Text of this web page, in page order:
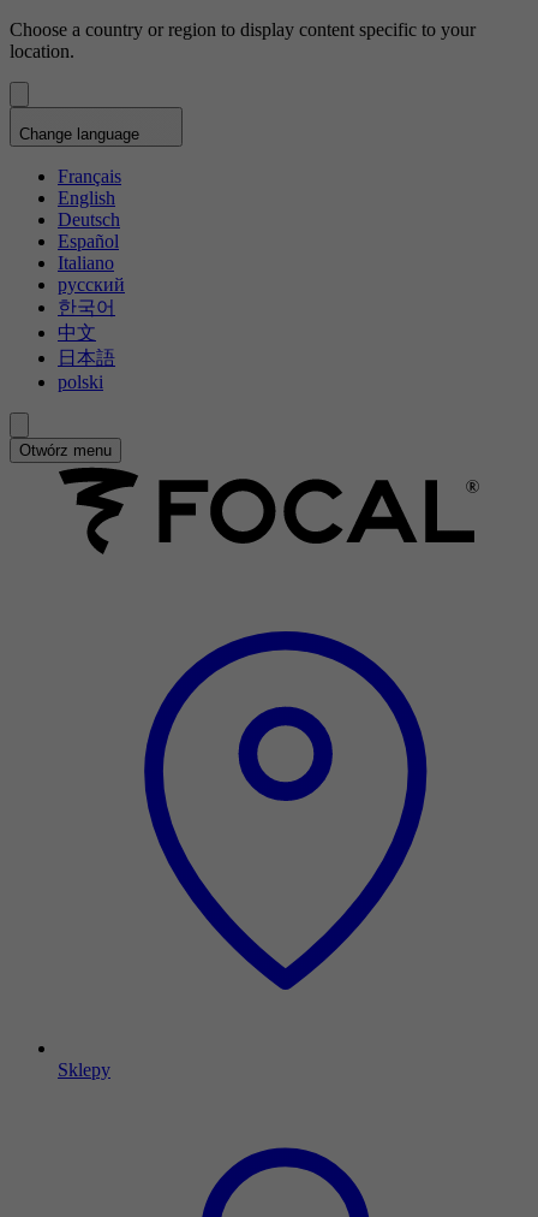
Choose a country or region to display content specific to your
location.
Change language
Français
English
Deutsch
Español
Italiano
русский
한국어
中文
日本語
polski
Otwórz menu
Sklepy